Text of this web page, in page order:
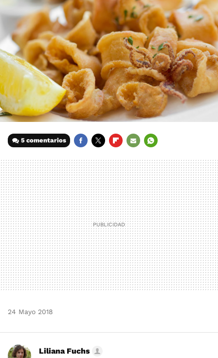
5 comentarios
MAIL
24 Mayo 2018
Liliana Fuchs